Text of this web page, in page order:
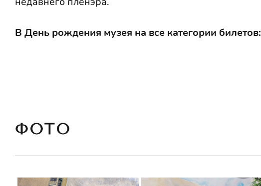
В День рождения музея на все категории билетов:
ФОТО